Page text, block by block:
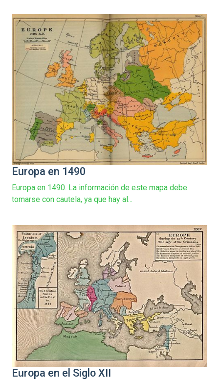
Europa en 1490
Europa en 1490. La información de este mapa debe
tomarse con cautela, ya que hay al...
Europa en el Siglo XII